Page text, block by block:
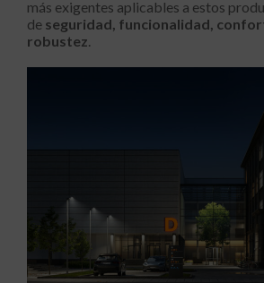
más exigentes aplicables a estos
de seguridad, funcionalidad,
robustez.